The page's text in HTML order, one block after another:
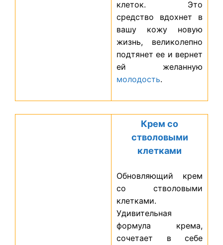
клеток. Это
средство вдохнет в
вашу кожу новую
жизнь, великолепно
подтянет ее и вернет
ей желанную
молодость.
Крем со
стволовыми
клетками
Обновляющий крем
со стволовыми
клетками.
Удивительная
формула крема,
сочетает в себе